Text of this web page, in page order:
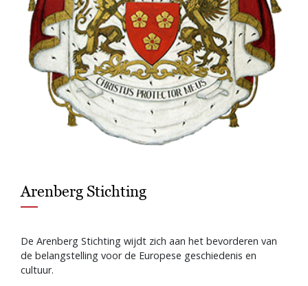
Arenberg Stichting
De Arenberg Stichting wijdt zich aan het bevorderen van
de belangstelling voor de Europese geschiedenis en
cultuur.